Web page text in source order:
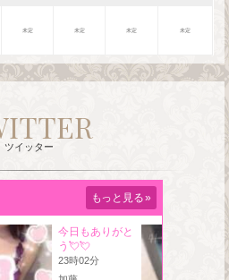
未定 未定 未定 未定
ツイッター
もっと見る»